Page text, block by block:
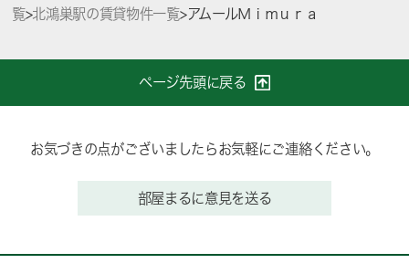
覧>北鴻巣駅の賃貸物件一覧>アムールＭｉｍｕｒａ
ページ先頭に戻る
お気づきの点がございましたらお気軽にご連絡ください。
部屋まるに意見を送る